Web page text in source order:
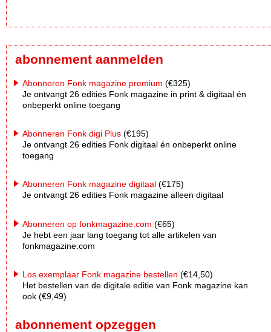
abonnement aanmelden
Abonneren Fonk magazine premium (€325)
Je ontvangt 26 edities Fonk magazine in print & digitaal én
onbeperkt online toegang
Abonneren Fonk digi Plus (€195)
Je ontvangt 26 edities Fonk digitaal én onbeperkt online
toegang
Abonneren Fonk magazine digitaal (€175)
Je ontvangt 26 edities Fonk magazine alleen digitaal
Abonneren op fonkmagazine.com (€65)
Je hebt een jaar lang toegang tot alle artikelen van
fonkmagazine.com
Los exemplaar Fonk magazine bestellen (€14,50)
Het bestellen van de digitale editie van Fonk magazine kan
ook (€9,49)
abonnement opzeggen